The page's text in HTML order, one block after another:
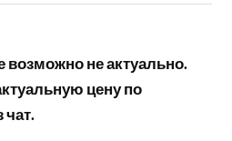
возможно не актуально.
цену по
чат.